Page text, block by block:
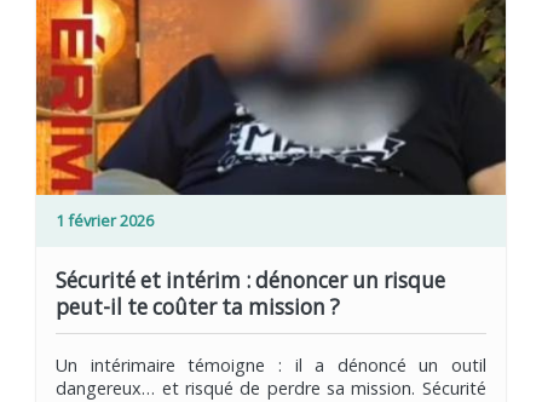
1 février 2026
Sécurité et intérim : dénoncer un risque
peut-il te coûter ta mission ?
Un intérimaire témoigne : il a dénoncé un outil
dangereux… et risqué de perdre sa mission. Sécurité